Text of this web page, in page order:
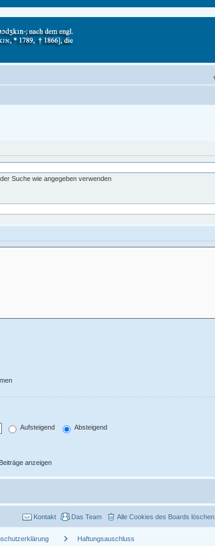
Suche wie angegeben verwenden
Aufsteigend Absteigend
anzeigen
Alle Cookies des Boards löschen
Das Team
Kontakt
chevron_right Haftungsauschluss